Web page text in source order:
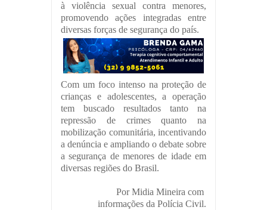
à violência sexual contra menores,
promovendo ações integradas entre
diversas forças de segurança do país.
Com um foco intenso na proteção de
crianças e adolescentes, a operação
tem buscado resultados tanto na
repressão de crimes quanto na
mobilização comunitária, incentivando
a denúncia e ampliando o debate sobre
a segurança de menores de idade em
diversas regiões do Brasil.
Por Midia Mineira com
informações da Polícia Civil.